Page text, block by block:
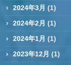
2024年3月 (1)
2024年2月 (1)
2024年1月 (1)
2023年12月 (1)